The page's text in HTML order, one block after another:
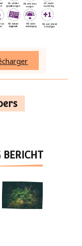
BERICHT